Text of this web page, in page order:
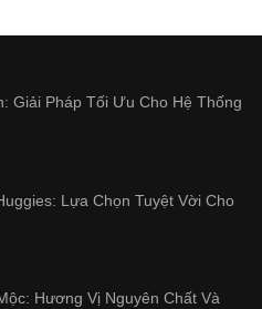
Giải Pháp Tối Ưu Cho Hệ Thống
Lựa Chọn Tuyệt Vời Cho
Hương Vị Nguyên Chất Và